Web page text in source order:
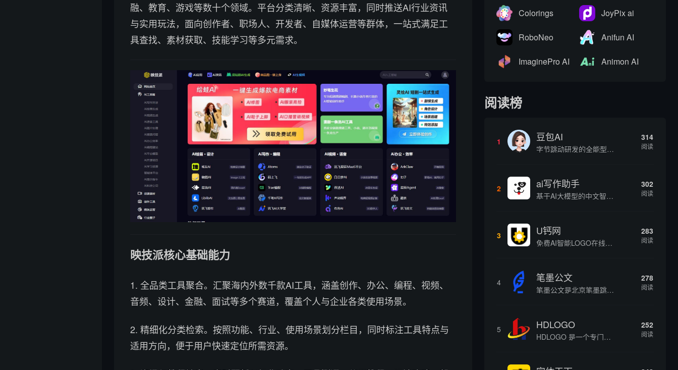
融、教育、游戏等数十个领域。平台分类清晰、资源丰富，同时推送AI行业资讯
与实用玩法，面向创作者、职场人、开发者、自媒体运营等群体，一站式满足工
具查找、素材获取、技能学习等多元需求。
映技派核心基础能力
1. 全品类工具聚合。汇聚海内外数千款AI工具，涵盖创作、办公、编程、视频、
音频、设计、金融、面试等多个赛道，覆盖个人与企业各类使用场景。
2. 精细化分类检索。按照功能、行业、使用场景划分栏目，同时标注工具特点与
适用方向，便于用户快速定位所需资源。
Colorings JoyPix ai
RoboNeo Anifun AI
ImaginePro AI Animon AI
阅读榜
1 豆包AI
字节跳动研发的全能型AI智能助手，提供智能对话、知识问答、内容创作、学习办公等一站式AI服务
314
阅读
2 ai写作助手
基于AI大模型的中文智能写作工具，面向学生、自媒体、职场人士提供一站式文本创作服务 核心定位 AI写作助手是依托人工智能技术打造的创作辅助平台，专注中文文本生成与优化，帮助用户快速完成各类文案、文章、论文等内容创作，提升写作效率 核心功能 ...
302
阅读
3 U钙网
免费AI智能LOGO在线设计制作平台
283
阅读
4 笔墨公文
笔墨公文是北京笔墨跳动科技旗下垂直公文赛道 AIGC 创作平台，深耕体制公文专业场景，依托海量标准公文语料训练专属大模型。平台整合 AI 公文生成、全维度智能校对、范文库、实时更新素材库、标准化公文模板五大核心板块，兼顾公文快速撰写、文稿合...
278
阅读
5 HDLOGO
HDLOGO 是一个专门整理矢量标志和图标的网站，提供各类品牌和公司的矢量标志下载服务，主要面向设计师、营销人员和企业用户，帮他们获取高质量的品牌标识资源。
252
阅读